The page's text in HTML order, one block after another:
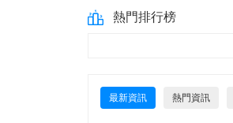
熱門排行榜
最新資訊 熱門資訊